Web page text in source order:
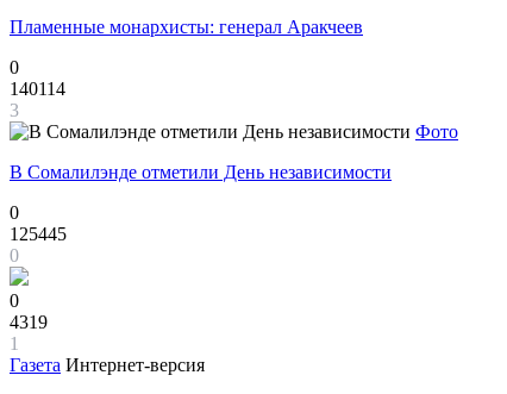
Пламенные монархисты: генерал Аракчеев
0
140114
3
Фото
В Сомалилэнде отметили День независимости
0
125445
0
0
4319
1
Газета Интернет-версия